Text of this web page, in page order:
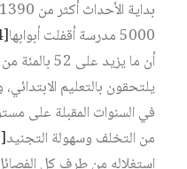
5000 مدرسة أقفلت أبوابها
[44]
يلتحقون بالتعليم
في السنوات المقبلة على
من التخلف وسهولة التجنيد[45]